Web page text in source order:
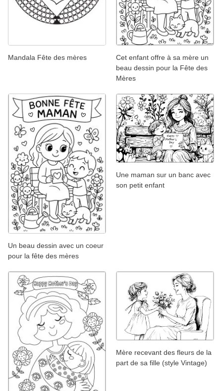
Mandala Fête des mères
Cet enfant offre à sa mère un
beau dessin pour la Fête des
Mères
Un beau dessin avec un coeur
pour la fête des mères
Une maman sur un banc avec
son petit enfant
Mère recevant des fleurs de la
part de sa fille (style Vintage)